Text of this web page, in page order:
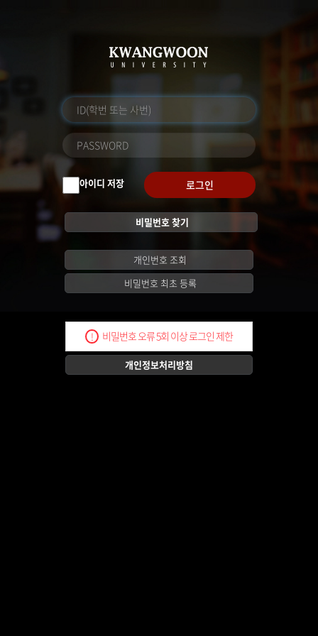
아이디 저장 로그인
비밀번호 찾기
개인번호 조회
비밀번호 최초 등록
! 비밀번호 오류 5회 이상 로그인 제한
개인정보처리방침